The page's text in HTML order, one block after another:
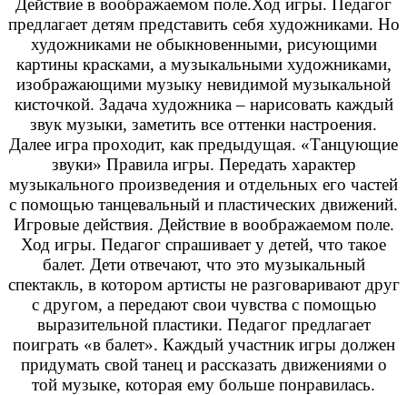
предлагает детям представить себя художниками. Но
художниками не обыкновенными, рисующими
картины красками, а музыкальными художниками,
изображающими музыку невидимой музыкальной
кисточкой. Задача художника – нарисовать каждый
звук музыки, заметить все оттенки настроения.
Далее игра проходит, как предыдущая. «Танцующие
звуки» Правила игры. Передать характер
музыкального произведения и отдельных его частей
с помощью танцевальный и пластических движений.
Игровые действия. Действие в воображаемом поле.
Ход игры. Педагог спрашивает у детей, что такое
балет. Дети отвечают, что это музыкальный
спектакль, в котором артисты не разговаривают друг
с другом, а передают свои чувства с помощью
выразительной пластики. Педагог предлагает
поиграть «в балет». Каждый участник игры должен
придумать свой танец и рассказать движениями о
той музыке, которая ему больше понравилась.